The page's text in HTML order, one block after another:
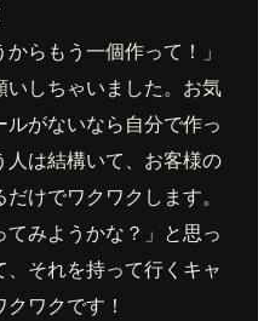
からもう一個作って！」
いしちゃいました。お気
ルがないなら自分で作っ
人は結構いて、お客様の
けでワクワクします。
てみようかな？」と思っ
、それを持って行くキャ
ワクです！